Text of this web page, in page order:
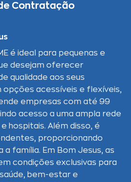
Contratação
é ideal para pequenas e
desejam oferecer
qualidade aos seus
opções acessíveis e flexíveis,
empresas com até 99
acesso a uma ampla rede
hospitais. Além disso, é
proporcionando
família. Em Bom Jesus, as
condições exclusivas para
bem-estar e